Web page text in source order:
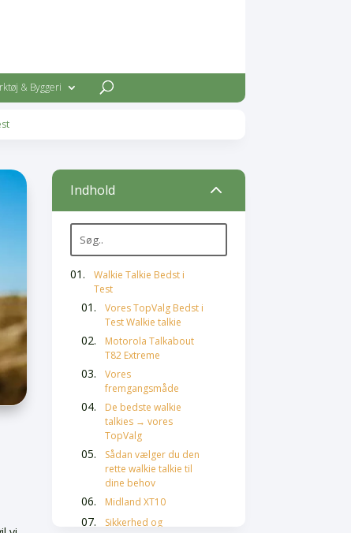
& Byggeri
Indhold 2
Walkie Talkie Bedst i
Test
Vores TopValg Bedst i
Test Walkie talkie
Motorola Talkabout
T82 Extreme
Vores
fremgangsmåde
De bedste walkie
talkies → vores
TopValg
Sådan vælger du den
rette walkie talkie til
dine behov
Midland XT10
Sikkerhed og